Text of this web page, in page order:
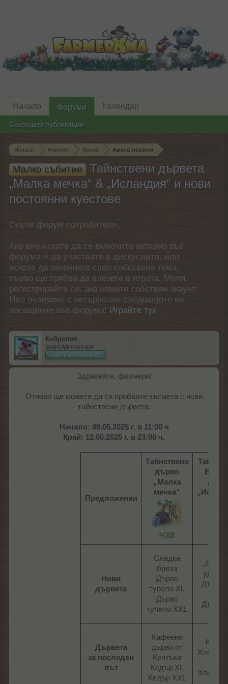
Начало Форуми Архив Архив новини
Малко събитие
Тайнствени дървета
„Малка мечка“ & „Исландия“ и нови
постоянни куестове
Скъпи форум потребители,
Ако вие искате да се включите активно във
форума и да участвате в дискусиите, или
искате да започнете своя собствена тема,
първо ще трябва да влезете в играта. Моля,
регистрирайте се, ако нямате собствен акаунт.
Ние очакваме с нетърпение следващото ви
посещение във форума! Играйте тук
Кобрелия
Board Administrator
Team Farmerama BG
Здравейте, фермери!
Отново ще можете да си пробвате късмета с нови
тайнствени дървета.
Начало: 09.05.2025 г. в 11:00 ч
Край: 12.05.2025 г. в 23:00 ч.
Предложения
Тайнствено
дърво
„Малка
мечка“
ЧЗВ
Нови
дървета
Сладка
бреза
Дърво
тупело XL
Дърво
тупело XXL​
Дърво
Дърво
Дървета
за последен
път
Кафеено
дърво от
Кентъки
Кедър XL
Кедър XXL​
Хлебен
Хлебен
Начало Форуми
Скорошни публикации
Календар